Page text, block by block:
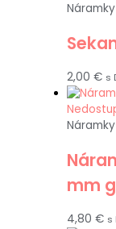
Náramky
2,00 € s
Náramky
mm
4,80 € s